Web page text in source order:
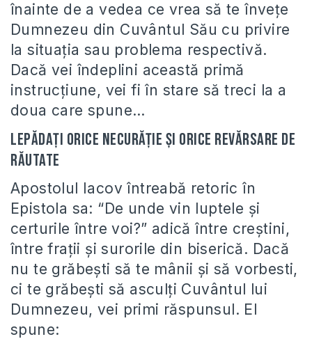
înainte de a vedea ce vrea să te învețe
Dumnezeu din Cuvântul Său cu privire
la situația sau problema respectivă.
Dacă vei îndeplini această primă
instrucțiune, vei fi în stare să treci la a
doua care spune…
Lepădați orice necurăție și orice revărsare de
răutate
Apostolul Iacov întreabă retoric în
Epistola sa: “De unde vin luptele și
certurile între voi?” adică între creștini,
între frații și surorile din biserică. Dacă
nu te grăbești să te mânii și să vorbesti,
ci te grăbești să asculți Cuvântul lui
Dumnezeu, vei primi răspunsul. El
spune: